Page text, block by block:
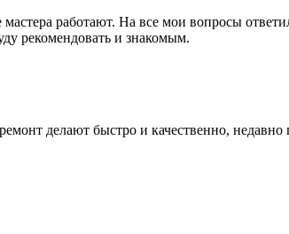
работают. На все мои вопросы
рекомендовать и знакомым.
делают быстро и качественно,